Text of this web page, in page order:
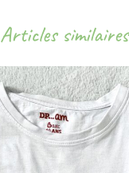
Articles similaires